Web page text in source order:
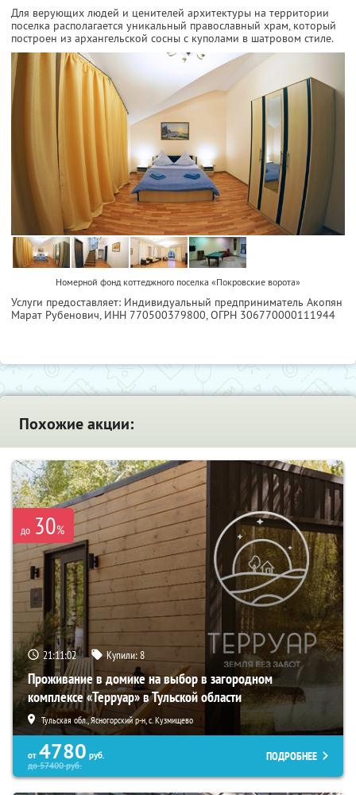
Для верующих людей и ценителей архитектуры на территории
поселка располагается уникальный православный храм, который
построен из архангельской сосны с куполами в шатровом стиле.
Номерной фонд коттеджного поселка «Покровские ворота»
Услуги предоставляет: Индивидуальный предприниматель Акопян
Марат Рубенович, ИНН 770500379800, ОГРН 306770000111944
Похожие акции:
до 30%
21:11:01 Купили:8
Проживание в домике на выбор в загородном
комплексе «Терруар» в Тульской области
Тульская обл., Ясногорский р-н, с. Кузмищево
от 4780 руб.
до57400руб.
ПОДРОБНЕЕ